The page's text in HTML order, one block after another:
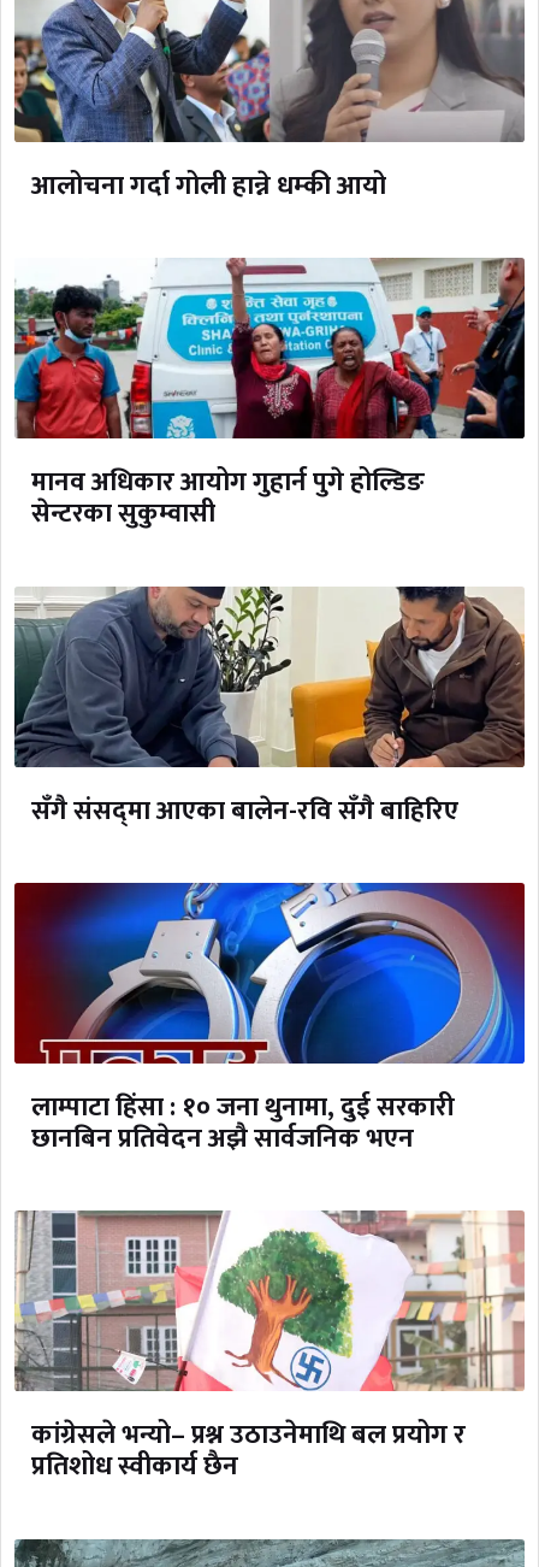
आलोचना गर्दा गोली हान्ने धम्की आयो
मानव अधिकार आयोग गुहार्न पुगे होल्डिङ
सेन्टरका सुकुम्वासी
सँगै संसद्‌मा आएका बालेन-रवि सँगै बाहिरिए
लाम्पाटा हिंसा : १० जना थुनामा, दुई सरकारी
छानबिन प्रतिवेदन अझै सार्वजनिक भएन
कांग्रेसले भन्यो– प्रश्न उठाउनेमाथि बल प्रयोग र
प्रतिशोध स्वीकार्य छैन